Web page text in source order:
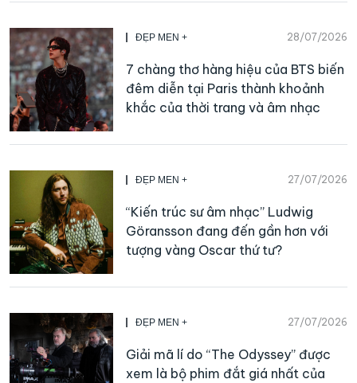
ĐẸP MEN + 28/07/2026
7 chàng thơ hàng hiệu của BTS biến
đêm diễn tại Paris thành khoảnh
khắc của thời trang và âm nhạc
ĐẸP MEN + 27/07/2026
“Kiến trúc sư âm nhạc” Ludwig
Göransson đang đến gần hơn với
tượng vàng Oscar thứ tư?
ĐẸP MEN + 27/07/2026
Giải mã lí do “The Odyssey” được
xem là bộ phim đắt giá nhất của